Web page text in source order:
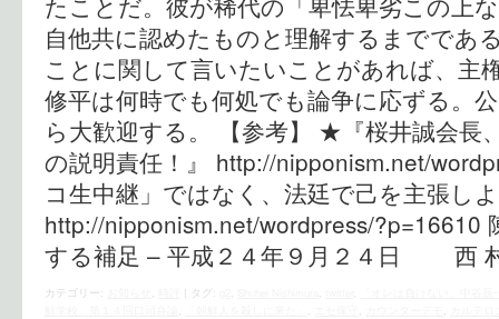
自他共に認めたものと理解するまでであ
ことに関して言いたいことがあれば、主
修平は何時でも何処でも論争に応ずる。
ら大歓迎する。 【参考】 ★『桜井誠会長
の説明責任！』 http://nipponism.net/
コ生中継」ではなく、法廷で己を主張し
http://nipponism.net/wordpress/
する補足 – 平成２４年９月２４日 西
カテゴリー: , タグ: , , ,
, , , ,